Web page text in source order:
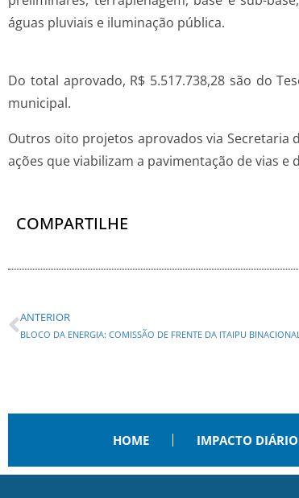
águas pluviais e iluminação pública.
Do total aprovado, R$ 5.517.738,28 são do
municipal.
Outros oito projetos aprovados via Secretaria
ações que viabilizam a pavimentação de vias
COMPARTILHE
ANTERIOR
BLOCO DA ENERGIA: COMISSÃO DE FRENTE DA ITAIPU
HOME IMPACTO DIÁRIO